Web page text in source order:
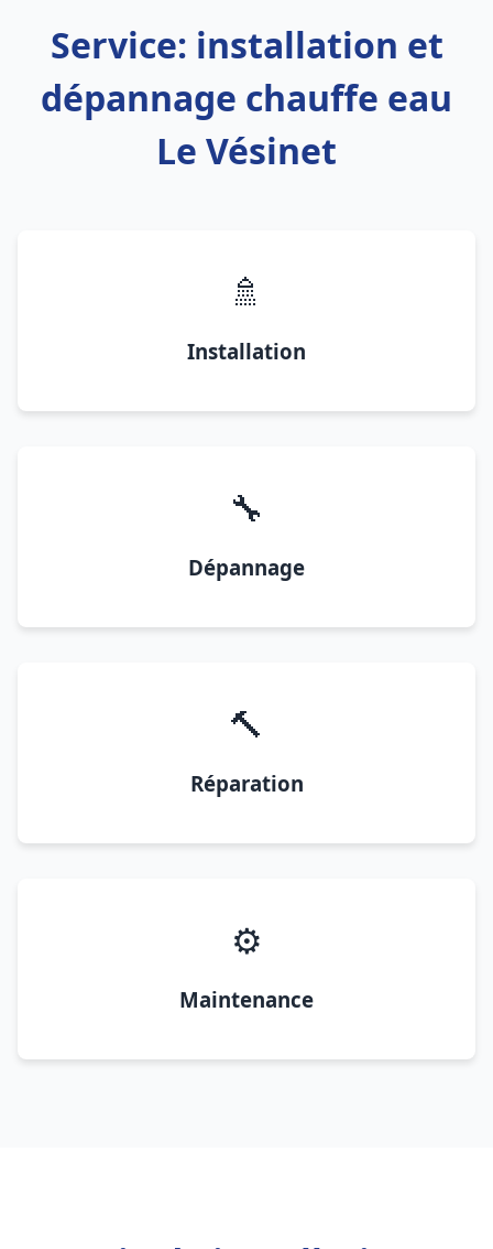
Service: installation et
dépannage chauffe eau
Le Vésinet
🚿
Installation
🔧
Dépannage
🔨
Réparation
⚙️
Maintenance